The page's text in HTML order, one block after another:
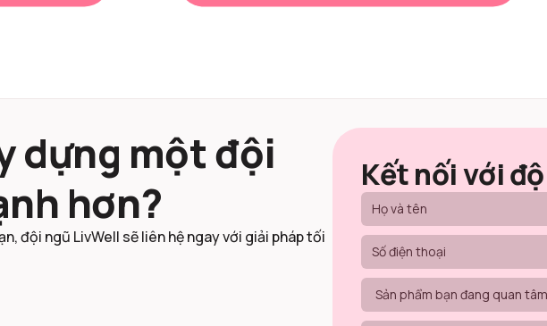
dựng một đội
hơn?
đội ngũ LivWell sẽ liên hệ ngay với giải pháp tối
Kết nối với